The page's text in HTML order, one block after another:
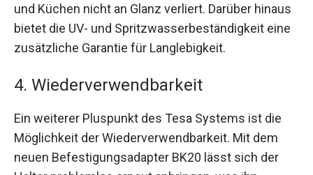
und Küchen nicht an Glanz verliert. Darüber hinaus
bietet die UV- und Spritzwasserbeständigkeit eine
zusätzliche Garantie für Langlebigkeit.
4. Wiederverwendbarkeit
Ein weiterer Pluspunkt des Tesa Systems ist die
Möglichkeit der Wiederverwendbarkeit. Mit dem
neuen Befestigungsadapter BK20 lässt sich der